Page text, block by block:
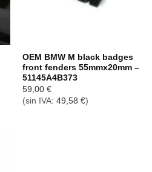
OEM BMW M black badges
front fenders 55mmx20mm –
51145A4B373
59,00 €
(sin IVA: 49,58 €)